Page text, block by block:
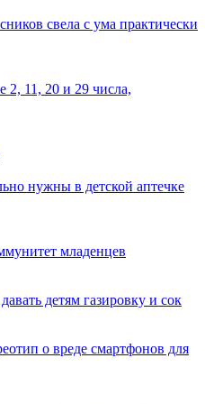
свела с ума практически
11, 20 и 29 числа,
нужны в детской аптечке
младенцев
детям газировку и сок
о вреде смартфонов для